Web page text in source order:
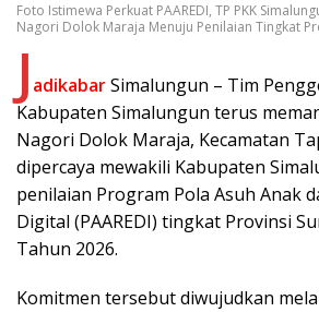
Foto Istimewa Perkuat PAAREDI, TP PKK
Nagori Dolok Maraja Menuju Penilaian Tingkat
J adikabarSimalungun – Tim
Kabupaten Simalungun terus
Nagori Dolok Maraja, Kecamatan
dipercaya mewakili Kabupaten
penilaian Program Pola Asuh Anak
Digital (PAAREDI) tingkat Provinsi
Tahun 2026.
Komitmen tersebut diwujudkan